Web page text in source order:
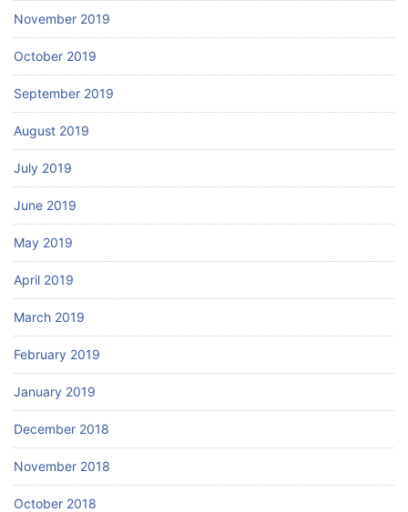
November 2019
October 2019
September 2019
August 2019
July 2019
June 2019
May 2019
April 2019
March 2019
February 2019
January 2019
December 2018
November 2018
October 2018